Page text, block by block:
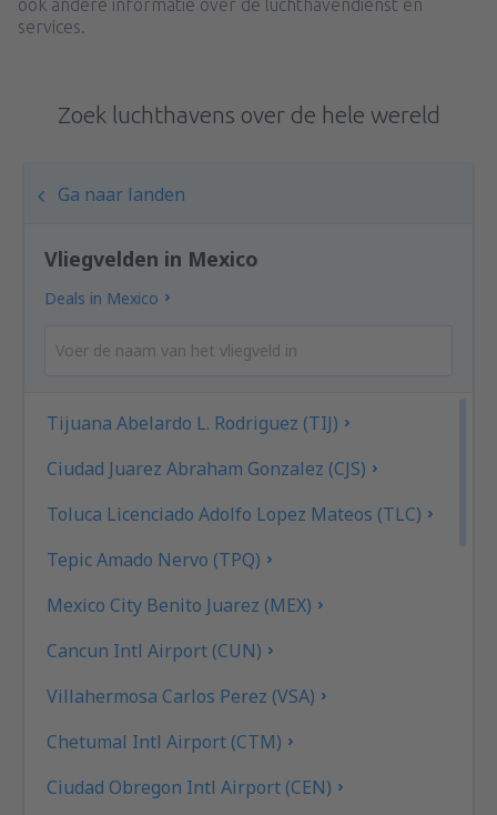
services.
Zoek luchthavens over de hele wereld
Ga naar landen
Vliegvelden in Mexico
Deals in Mexico
Tijuana Abelardo L. Rodriguez (TIJ)
Ciudad Juarez Abraham Gonzalez (CJS)
Toluca Licenciado Adolfo Lopez Mateos (TLC)
Tepic Amado Nervo (TPQ)
Mexico City Benito Juarez (MEX)
Cancun Intl Airport (CUN)
Villahermosa Carlos Perez (VSA)
Chetumal Intl Airport (CTM)
Ciudad Obregon Intl Airport (CEN)